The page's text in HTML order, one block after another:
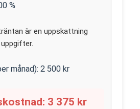
%
är en uppskattning
månad): 2 500 kr
3 375 kr